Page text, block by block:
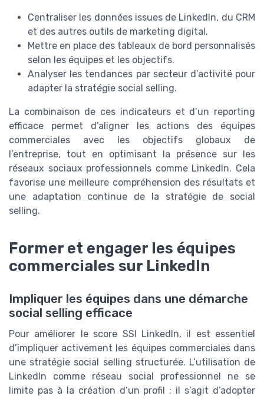
Centraliser les données issues de LinkedIn, du CRM
et des autres outils de marketing digital.
Mettre en place des tableaux de bord personnalisés
selon les équipes et les objectifs.
Analyser les tendances par secteur d’activité pour
adapter la stratégie social selling.
La combinaison de ces indicateurs et d’un reporting
efficace permet d’aligner les actions des équipes
commerciales avec les objectifs globaux de
l’entreprise, tout en optimisant la présence sur les
réseaux sociaux professionnels comme LinkedIn. Cela
favorise une meilleure compréhension des résultats et
une adaptation continue de la stratégie de social
selling.
Former et engager les équipes
commerciales sur LinkedIn
Impliquer les équipes dans une démarche
social selling efficace
Pour améliorer le score SSI LinkedIn, il est essentiel
d’impliquer activement les équipes commerciales dans
une stratégie social selling structurée. L’utilisation de
LinkedIn comme réseau social professionnel ne se
limite pas à la création d’un profil ; il s’agit d’adopter